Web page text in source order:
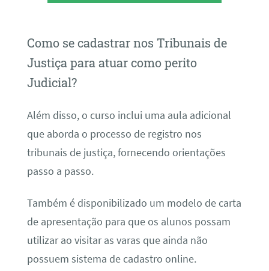
Como se cadastrar nos Tribunais de
Justiça para atuar como perito
Judicial?
Além disso, o curso inclui uma aula adicional
que aborda o processo de registro nos
tribunais de justiça, fornecendo orientações
passo a passo.
Também é disponibilizado um modelo de carta
de apresentação para que os alunos possam
utilizar ao visitar as varas que ainda não
possuem sistema de cadastro online.